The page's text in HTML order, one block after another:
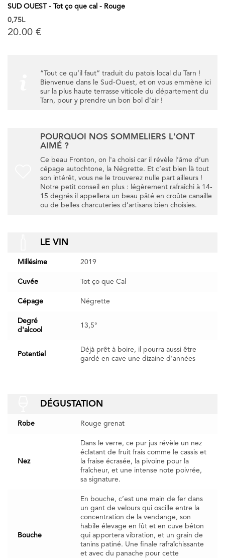
SUD OUEST - Tot ço que cal - Rouge
0,75L
20.00 €
“Tout ce qu’il faut” traduit du patois local du Tarn !
Bienvenue dans le Sud-Ouest, et on vous emmène ici
sur la plus haute terrasse viticole du département du
Tarn, pour y prendre un bon bol d’air !
POURQUOI NOS SOMMELIERS L'ONT
AIMÉ ?
Ce beau Fronton, on l'a choisi car il révèle l’âme d’un
cépage autochtone, la Négrette. Et c’est bien là tout
son intérêt, vous ne le trouverez nulle part ailleurs !
Notre petit conseil en plus : légèrement rafraîchi à 14-
15 degrés il appellera un beau pâté en croûte canaille
ou de belles charcuteries d’artisans bien choisies.
LE VIN
Millésime 2019
Cuvée Tot ço que Cal
Cépage Négrette
Degré
d'alcool
13,5°
Potentiel
Déjà prêt à boire, il pourra aussi être
gardé en cave une dizaine d'années
DÉGUSTATION
Robe Rouge grenat
Nez
Dans le verre, ce pur jus révèle un nez
éclatant de fruit frais comme le cassis et
la fraise écrasée, la pivoine pour la
fraîcheur, et une intense note poivrée,
sa signature.
Bouche
En bouche, c’est une main de fer dans
un gant de velours qui oscille entre la
concentration de la vendange, son
habile élevage en fût et en cuve béton
qui apportera vibration, et un grain de
tanins patiné. Une finale rafraîchissante
et avec du panache pour cette